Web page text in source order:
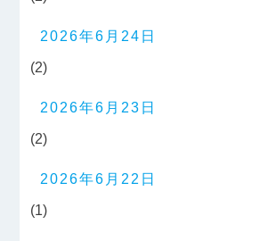
2026年6月24日
(2)
2026年6月23日
(2)
2026年6月22日
(1)